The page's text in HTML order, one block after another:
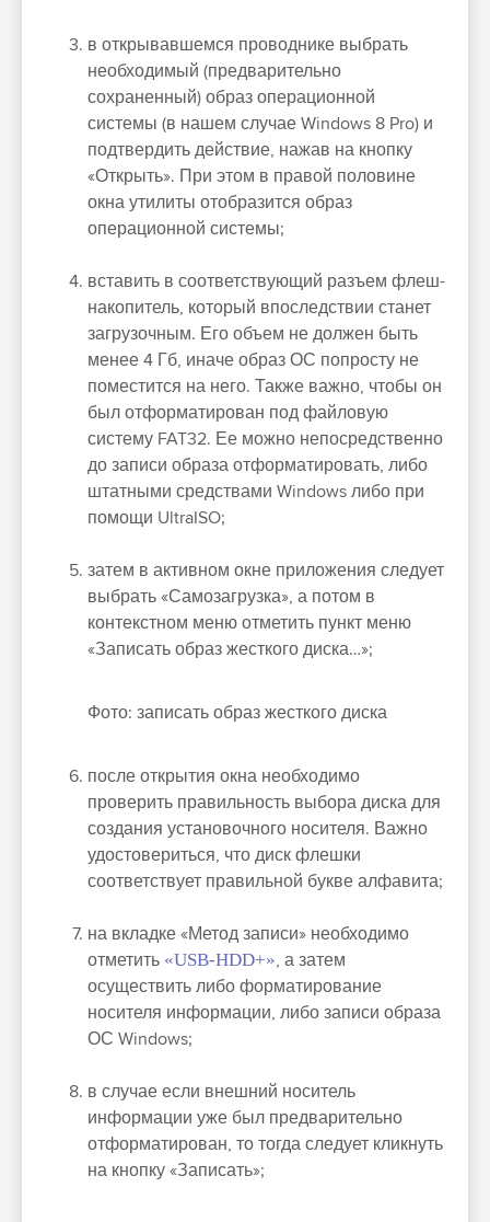
в открывавшемся проводнике выбрать
необходимый (предварительно
сохраненный) образ операционной
системы (в нашем случае Windows 8 Pro) и
подтвердить действие, нажав на кнопку
«Открыть». При этом в правой половине
окна утилиты отобразится образ
операционной системы;
вставить в соответствующий разъем флеш-
накопитель, который впоследствии станет
загрузочным. Его объем не должен быть
менее 4 Гб, иначе образ ОС попросту не
поместится на него. Также важно, чтобы он
был отформатирован под файловую
систему FAT32. Ее можно непосредственно
до записи образа отформатировать, либо
штатными средствами Windows либо при
помощи UltraISO;
затем в активном окне приложения следует
выбрать «Самозагрузка», а потом в
контекстном меню отметить пункт меню
«Записать образ жесткого диска…»;
Фото: записать образ жесткого диска
после открытия окна необходимо
проверить правильность выбора диска для
создания установочного носителя. Важно
удостовериться, что диск флешки
соответствует правильной букве алфавита;
на вкладке «Метод записи» необходимо
отметить «USB-HDD+», а затем
осуществить либо форматирование
носителя информации, либо записи образа
ОС Windows;
в случае если внешний носитель
информации уже был предварительно
отформатирован, то тогда следует кликнуть
на кнопку «Записать»;